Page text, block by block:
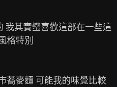
我其實蠻喜歡這部在一些這
格特別
蕎麥麵 可能我的味覺比較